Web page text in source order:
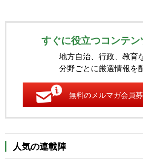
すぐに役立つコンテン
地方自治、行政、教育
分野ごとに厳選情報を
無料のメルマガ会員
人気の連載陣